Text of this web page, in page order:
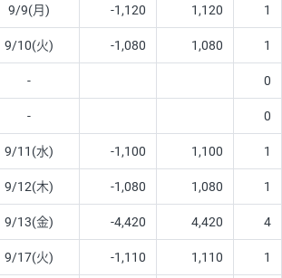
9/9(月) -1,120 1,120 1
9/10(火) -1,080 1,080 1
- 0
- 0
9/11(水) -1,100 1,100 1
9/12(木) -1,080 1,080 1
9/13(金) -4,420 4,420 4
9/17(火) -1,110 1,110 1